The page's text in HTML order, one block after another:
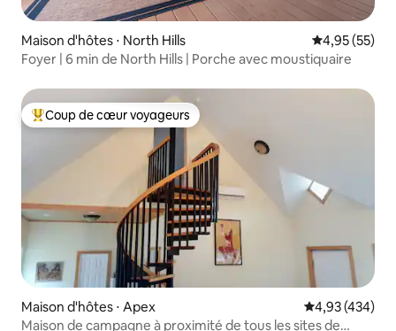
Maison d'hôtes ⋅ North Hills Évaluation
4,95 (55)
Foyer | 6 min de North Hills | Porche avec moustiquaire
Coups de cœur voyageurs les plus appréciés
Coup de cœur voyageurs
Maison d'hôtes ⋅ Apex Évaluation
4,93 (434)
Maison de campagne à proximité de tous les sites de